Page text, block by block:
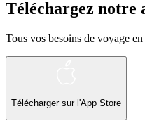
Téléchargez
Tous vos besoins de voyage
Télécharger sur l'App Store